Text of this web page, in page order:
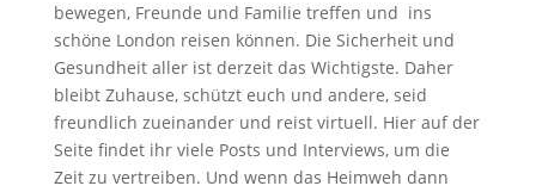
bewegen, Freunde und Familie treffen und ins
schöne London reisen können. Die Sicherheit und
Gesundheit aller ist derzeit das Wichtigste. Daher
bleibt Zuhause, schützt euch und andere, seid
freundlich zueinander und reist virtuell. Hier auf der
Seite findet ihr viele Posts und Interviews, um die
Zeit zu vertreiben. Und wenn das Heimweh dann